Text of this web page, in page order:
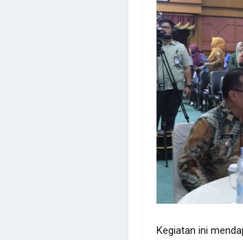
Kegiatan ini